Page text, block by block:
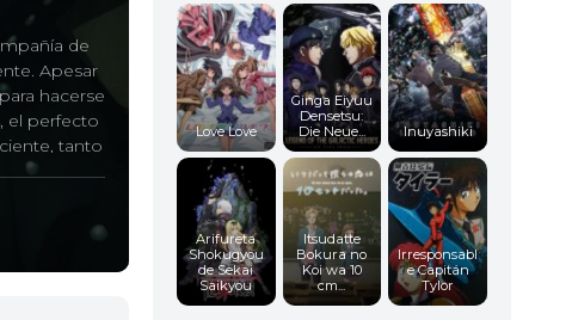
de
Apesar
hacerse
el perfecto
tanto
a
busca, y
Love Love
Ginga Eiyuu
Densetsu:
Die Neue...
Inuyashiki
Arifureta
Shokugyou
de Sekai
Saikyou
Itsudatte
Bokura no
Koi wa 10
cm...
Irresponsabl
e Capitán
Tylor